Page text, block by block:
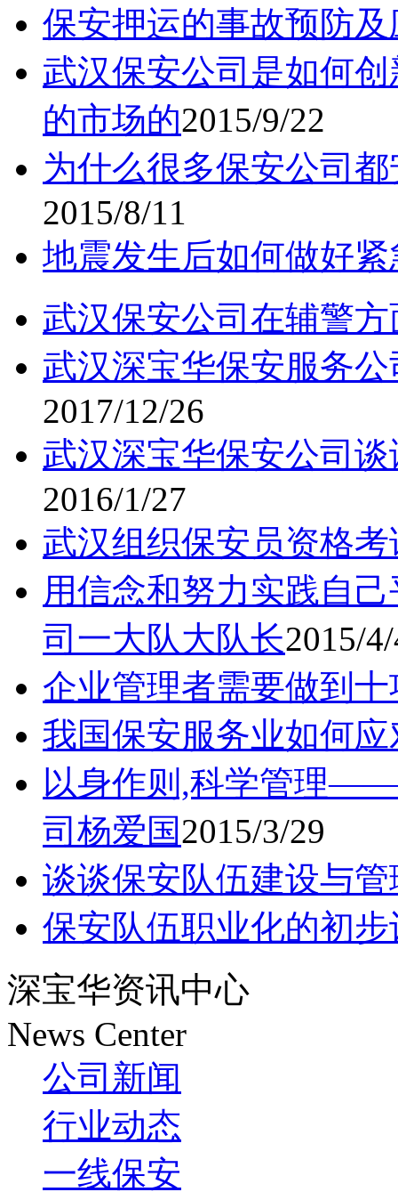
保安押运的事故预防
武汉保安公司是如何
的市场的2015/9/22
为什么很多保安公司
2015/8/11
地震发生后如何做好
武汉保安公司在辅警
武汉深宝华保安服务
2017/12/26
武汉深宝华保安公司
2016/1/27
武汉组织保安员资格考
用信念和努力实践自
司一大队大队长2015/
企业管理者需要做到
我国保安服务业如何
以身作则,科学管理——
司杨爱国2015/3/29
谈谈保安队伍建设与管
保安队伍职业化的初步
深宝华资讯中心
News Center
公司新闻
行业动态
一线保安